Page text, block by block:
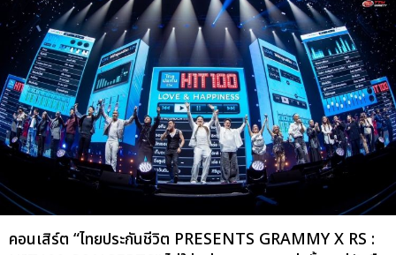
คอนเสิร์ต “ไทยประกันชีวิต PRESENTS GRAMMY X RS :